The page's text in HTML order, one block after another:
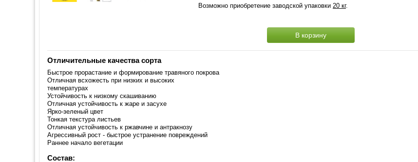
Возможно приобретение заводской упаковки 20 кг.
В корзину
Отличительные качества сорта
Быстрое прорастание и формирование травяного покрова
Отличная всхожесть при низких и высоких
температурах
Устойчивость к низкому скашиванию
Отличная устойчивость к жаре и засухе
Ярко-зеленый цвет
Тонкая текстура листьев
Отличная устойчивость к ржавчине и антракнозу
Агрессивный рост - быстрое устранение повреждений
Раннее начало вегетации
Состав: